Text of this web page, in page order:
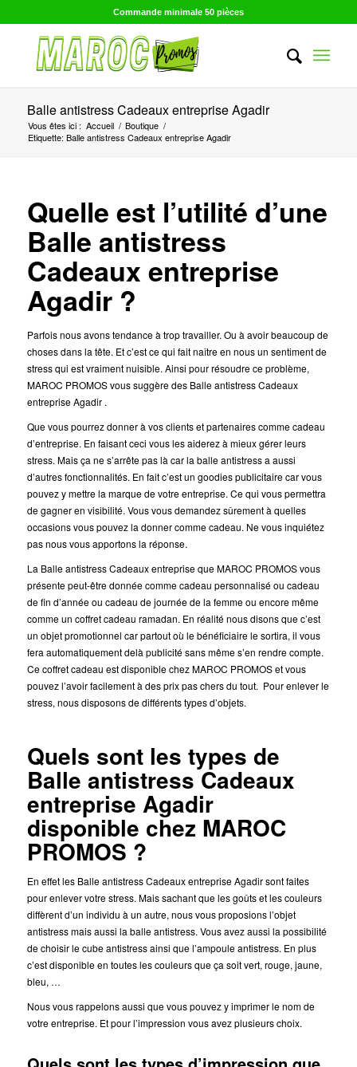
Commande minimale 50 pièces
Balle antistress Cadeaux entreprise Agadir
Vous êtes ici : Accueil / Boutique /
Etiquette: Balle antistress Cadeaux entreprise Agadir
Quelle est l’utilité d’une
Balle antistress
Cadeaux entreprise
Agadir ?
Parfois nous avons tendance à trop travailler. Ou à avoir beaucoup de
choses dans la tête. Et c’est ce qui fait naître en nous un sentiment de
stress qui est vraiment nuisible. Ainsi pour résoudre ce problème,
MAROC PROMOS vous suggère des Balle antistress Cadeaux
entreprise Agadir .
Que vous pourrez donner à vos clients et partenaires comme cadeau
d’entreprise. En faisant ceci vous les aiderez à mieux gérer leurs
stress. Mais ça ne s’arrête pas là car la balle antistress a aussi
d’autres fonctionnalités. En fait c’est un goodies publicitaire car vous
pouvez y mettre la marque de votre entreprise. Ce qui vous permettra
de gagner en visibilité. Vous vous demandez sûrement à quelles
occasions vous pouvez la donner comme cadeau. Ne vous inquiétez
pas nous vous apportons la réponse.
La Balle antistress Cadeaux entreprise que MAROC PROMOS vous
présente peut-être donnée comme cadeau personnalisé ou cadeau
de fin d’année ou cadeau de journée de la femme ou encore même
comme un coffret cadeau ramadan. En réalité nous disons que c’est
un objet promotionnel car partout où le bénéficiaire le sortira, il vous
fera automatiquement delà publicité sans même s’en rendre compte.
Ce coffret cadeau est disponible chez MAROC PROMOS et vous
pouvez l’avoir facilement à des prix pas chers du tout. Pour enlever le
stress, nous disposons de différents types d’objets.
Quels sont les types de
Balle antistress Cadeaux
entreprise Agadir
disponible chez MAROC
PROMOS ?
En effet les Balle antistress Cadeaux entreprise Agadir sont faites
pour enlever votre stress. Mais sachant que les goûts et les couleurs
diffèrent d’un individu à un autre, nous vous proposions l’objet
antistress mais aussi la balle antistress. Vous avez aussi la possibilité
de choisir le cube antistress ainsi que l’ampoule antistress. En plus
c’est disponible en toutes les couleurs que ça soit vert, rouge, jaune,
bleu, …
Nous vous rappelons aussi que vous pouvez y imprimer le nom de
votre entreprise. Et pour l’impression vous avez plusieurs choix.